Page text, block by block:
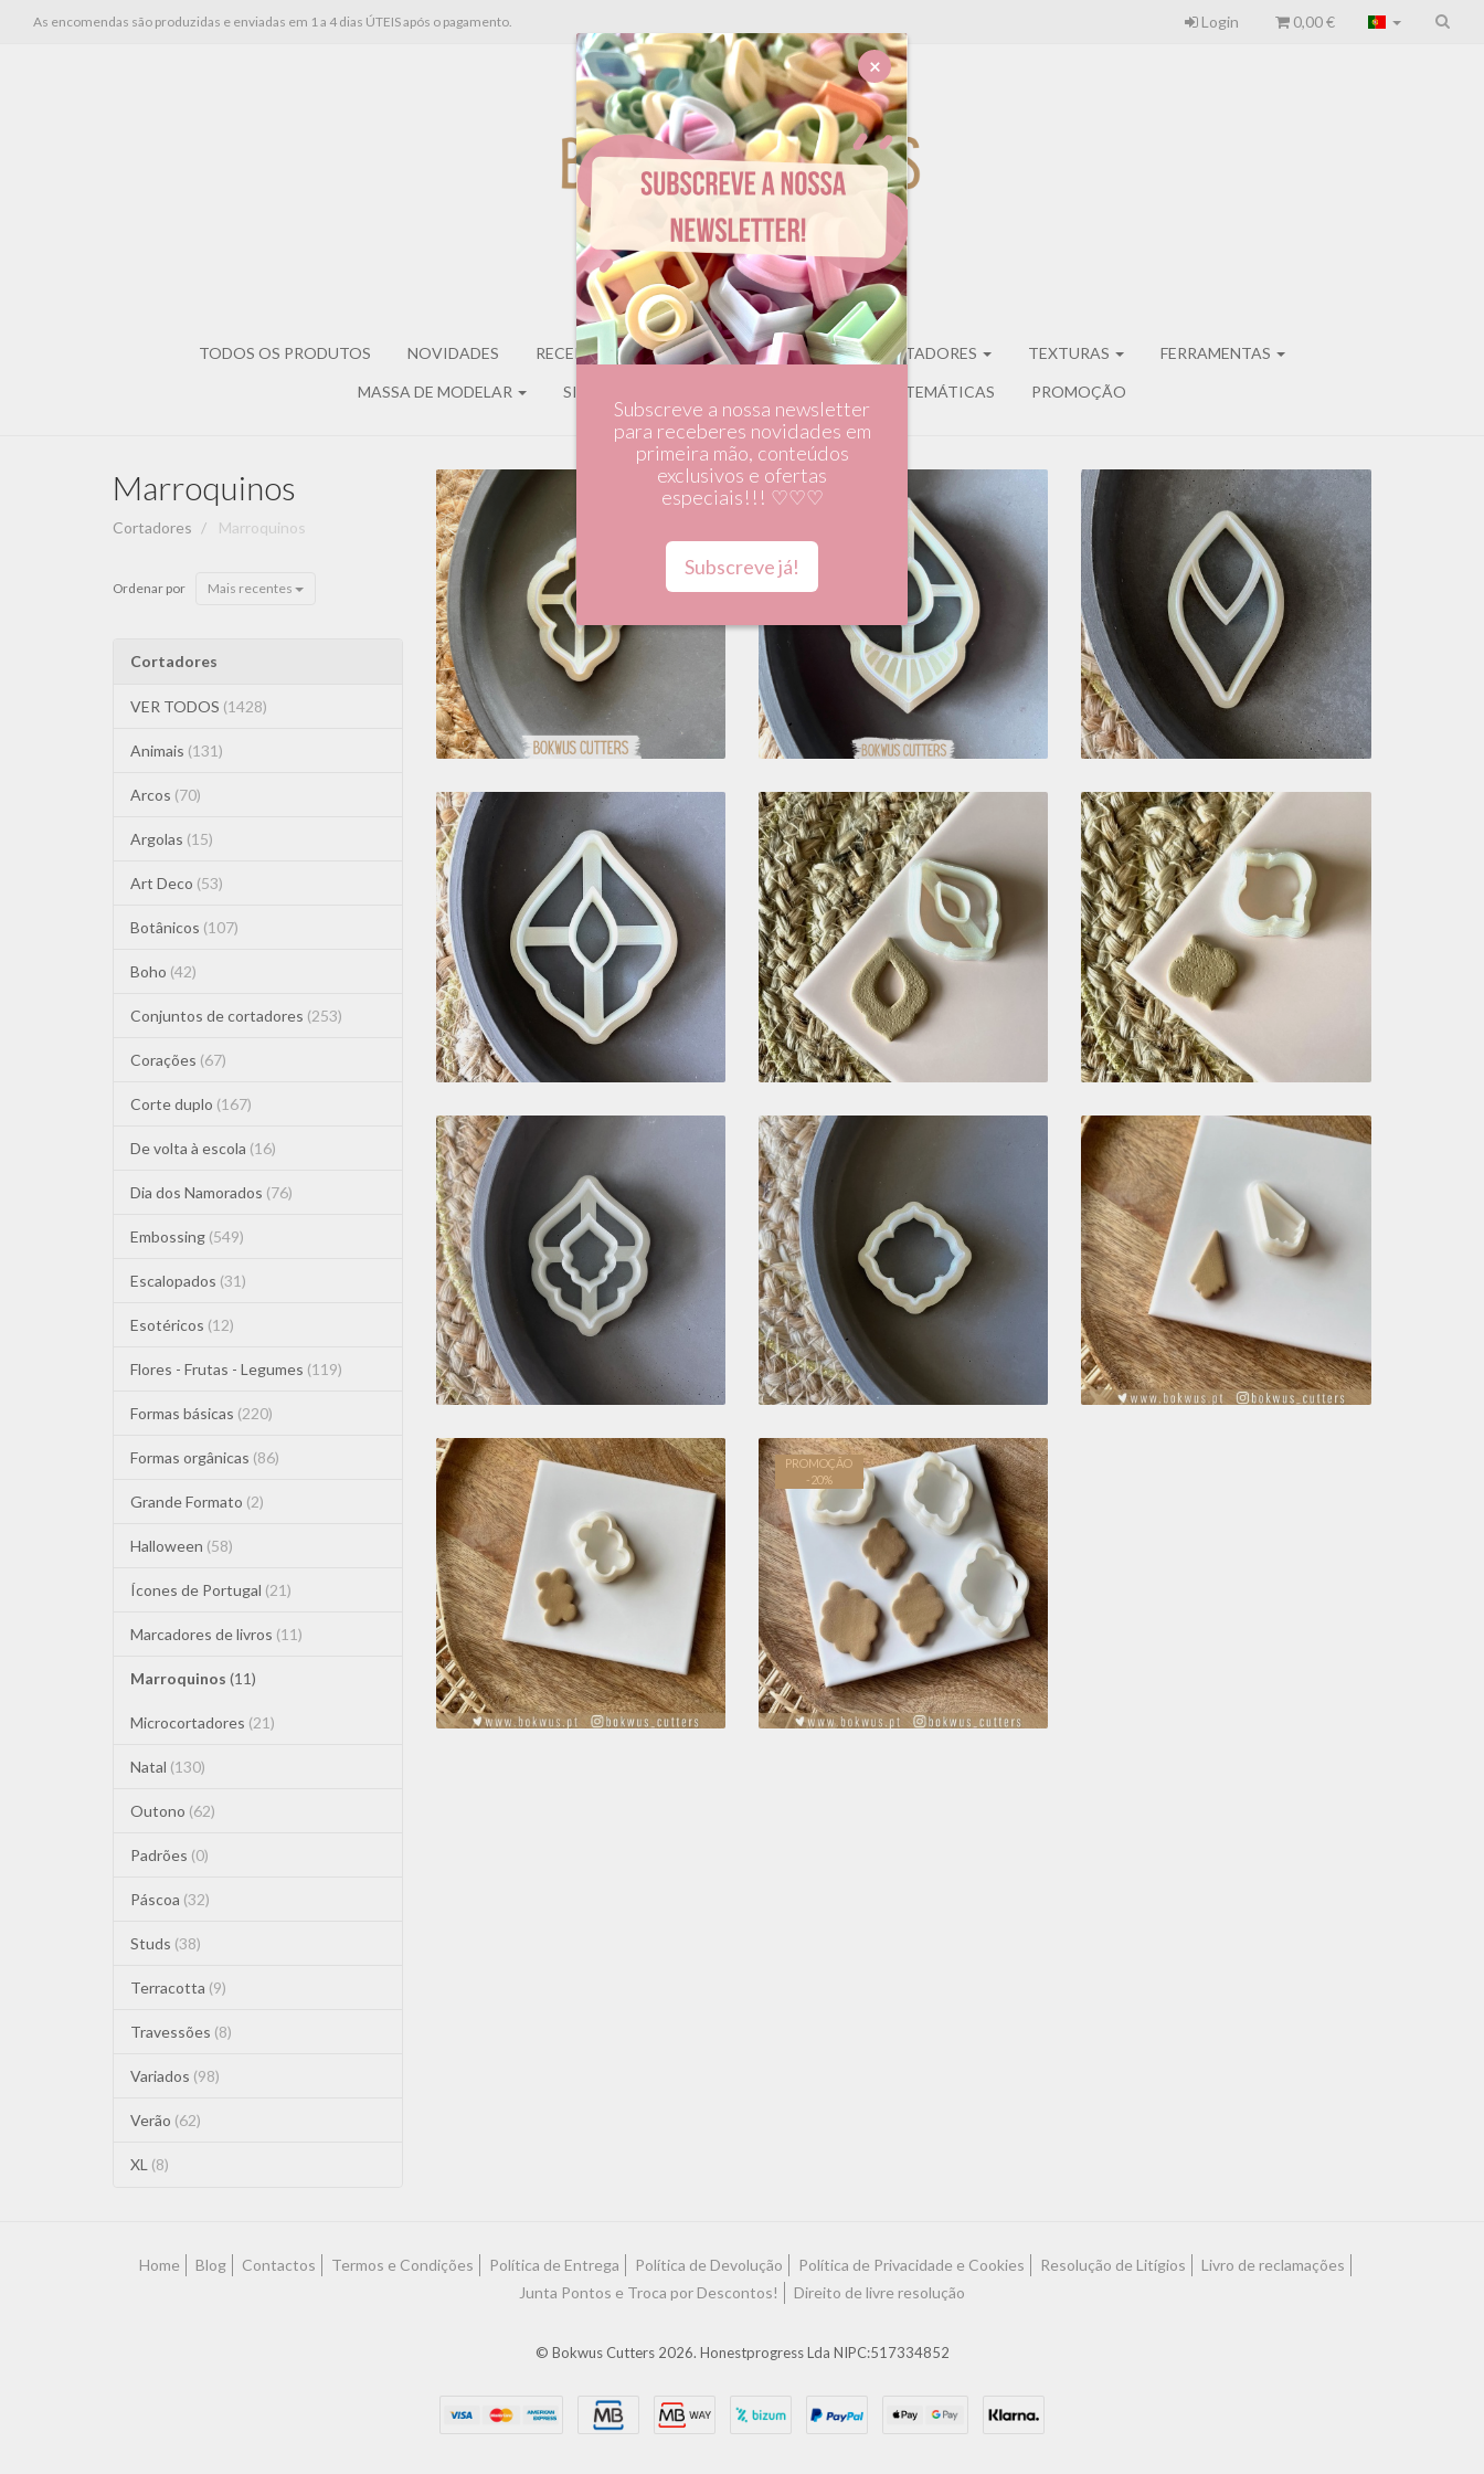
As encomendas são produzidas e enviadas em 1 a 4 dias ÚTEIS após o pagamento. Login 0,00 €
TODOS OS PRODUTOS NOVIDADES RECEITAS DE CORES STARTER KITS CORTADORES TEXTURAS FERRAMENTAS
MASSA DE MODELAR SILKSCREENS CAIXAS TEMÁTICAS PROMOÇÃO
Marroquinos
Cortadores Marroquinos
Ordenar por Mais recentes
Cortadores
VER TODOS (1428)
Animais (131)
Arcos (70)
Argolas (15)
Art Deco (53)
Botânicos (107)
Boho (42)
Conjuntos de cortadores (253)
Corações (67)
Corte duplo (167)
De volta à escola (16)
Dia dos Namorados (76)
Embossing (549)
Escalopados (31)
Esotéricos (12)
Flores - Frutas - Legumes (119)
Formas básicas (220)
Formas orgânicas (86)
Grande Formato (2)
Halloween (58)
Ícones de Portugal (21)
Marcadores de livros (11)
Marroquinos (11)
Microcortadores (21)
Natal (130)
Outono (62)
Padrões (0)
Páscoa (32)
Studs (38)
Terracotta (9)
Travessões (8)
Variados (98)
Verão (62)
XL (8)
CORTADOR PENDENTE
DE NATAL (4CM) -
BC1221
4,60 €
CORTADOR DUPLO
COM EMBOSSING
(5CM) - BC1075
5,81 €
CORTADOR COM
EMBOSSING (5,5CM) -
BC925
5,81 €
CORTADOR (6CM) -
BC792
6,10 €
CORTADOR DUPLO -
BC693
4,80 €
CORTADOR BC694
3,39 €
CORTADOR DUPLO -
BC538
5,81 €
CORTADOR BC093
4,67 €
CORTADOR
ESCALOPADO | BC050
3,10 €
CORTADOR
ESCALOPADO | BC049
3,10 €
PROMOÇÃO
-20%
CORTADOR
ESCALOPADO |
DISPONÍVEL EM 3
TAMANHOS
3,10 € — 8,40 €
Home Blog Contactos Termos e Condições Política de Entrega Política de Devolução Política de Privacidade e Cookies Resolução de Litígios
Livro de reclamações
Junta Pontos e Troca por Descontos!
Direito de livre resolução
© Bokwus Cutters 2026. Honestprogress Lda NIPC:517334852
×
Subscreve a nossa newsletter
para receberes novidades em
primeira mão, conteúdos
exclusivos e ofertas
especiais!!! ♡♡♡
Subscreve já!